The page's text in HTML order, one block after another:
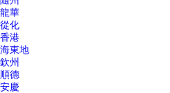
龍華
從化
香港
海東地
欽州
順德
安慶